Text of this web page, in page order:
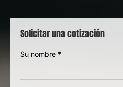
Solicitar una cotización
Su nombre *